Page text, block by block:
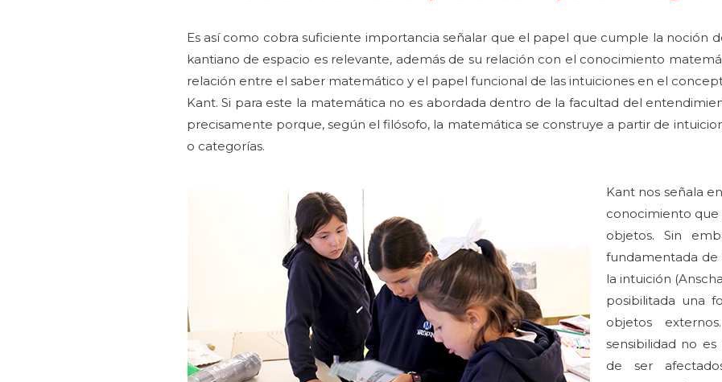
Es así como cobra suficiente importancia señalar que el papel que cumple la noción
kantiano de espacio es relevante, además de su relación con el conocimiento
relación entre el saber matemático y el papel funcional de las intuiciones en el
Kant. Si para este la matemática no es abordada dentro de la facultad del
precisamente porque, según el filósofo, la matemática se construye a partir de
o categorías.
Kant nos señala
conocimiento que
objetos. Sin
fundamentada
la intuición
posibilitada una
objetos
sensibilidad no
de ser